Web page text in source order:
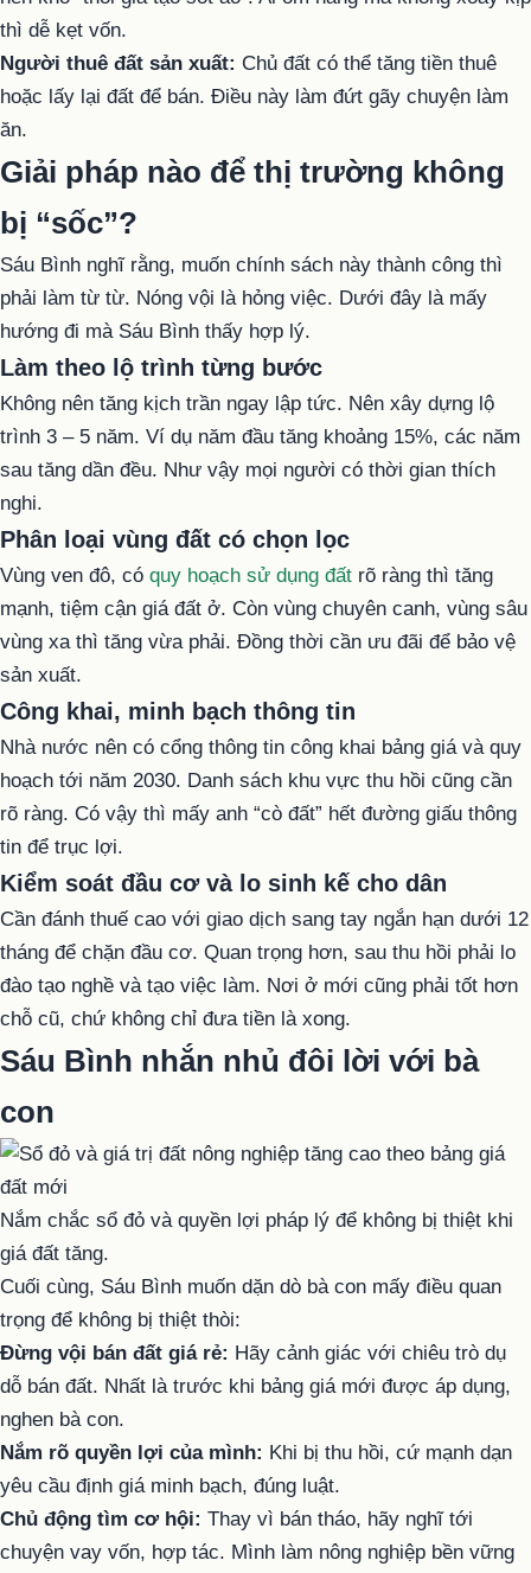
thì dễ kẹt vốn.
Người thuê đất sản xuất: Chủ đất có thể tăng tiền thuê
hoặc lấy lại đất để bán. Điều này làm đứt gãy chuyện làm
ăn.
Giải pháp nào để thị trường không
bị “sốc”?
Sáu Bình nghĩ rằng, muốn chính sách này thành công thì
phải làm từ từ. Nóng vội là hỏng việc. Dưới đây là mấy
hướng đi mà Sáu Bình thấy hợp lý.
Làm theo lộ trình từng bước
Không nên tăng kịch trần ngay lập tức. Nên xây dựng lộ
trình 3 – 5 năm. Ví dụ năm đầu tăng khoảng 15%, các năm
sau tăng dần đều. Như vậy mọi người có thời gian thích
nghi.
Phân loại vùng đất có chọn lọc
Vùng ven đô, có quy hoạch sử dụng đất rõ ràng thì tăng
mạnh, tiệm cận giá đất ở. Còn vùng chuyên canh, vùng sâu
vùng xa thì tăng vừa phải. Đồng thời cần ưu đãi để bảo vệ
sản xuất.
Công khai, minh bạch thông tin
Nhà nước nên có cổng thông tin công khai bảng giá và quy
hoạch tới năm 2030. Danh sách khu vực thu hồi cũng cần
rõ ràng. Có vậy thì mấy anh “cò đất” hết đường giấu thông
tin để trục lợi.
Kiểm soát đầu cơ và lo sinh kế cho dân
Cần đánh thuế cao với giao dịch sang tay ngắn hạn dưới 12
tháng để chặn đầu cơ. Quan trọng hơn, sau thu hồi phải lo
đào tạo nghề và tạo việc làm. Nơi ở mới cũng phải tốt hơn
chỗ cũ, chứ không chỉ đưa tiền là xong.
Sáu Bình nhắn nhủ đôi lời với bà
con
Nắm chắc sổ đỏ và quyền lợi pháp lý để không bị thiệt khi
giá đất tăng.
Cuối cùng, Sáu Bình muốn dặn dò bà con mấy điều quan
trọng để không bị thiệt thòi:
Đừng vội bán đất giá rẻ: Hãy cảnh giác với chiêu trò dụ
dỗ bán đất. Nhất là trước khi bảng giá mới được áp dụng,
nghen bà con.
Nắm rõ quyền lợi của mình: Khi bị thu hồi, cứ mạnh dạn
yêu cầu định giá minh bạch, đúng luật.
Chủ động tìm cơ hội: Thay vì bán tháo, hãy nghĩ tới
chuyện vay vốn, hợp tác. Mình làm nông nghiệp bền vững